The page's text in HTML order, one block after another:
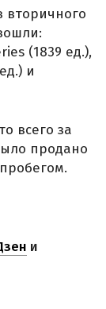
(1839 ед.),
и
всего за
продано
и